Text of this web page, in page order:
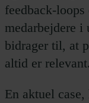
feedback-
medarbejdere
bidrager til, at
altid er relevant.
En aktuel